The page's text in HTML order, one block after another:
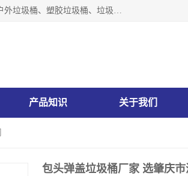
肇庆市汇嘉塑胶制品有限公司是一家塑胶垃圾桶生产厂家，本厂主营：塑料托盘、塑料筐厂家、户外垃圾桶、塑胶垃圾桶、垃圾桶等产品，深受广大客户的欢迎。公司拥有一支勇于、善于集思广益的生产队伍，实力雄厚的技术力量，一贯奉行“以人为本”的管理和服务理念。
产品知识 关于我们
包头弹盖垃圾桶厂家 选肇庆